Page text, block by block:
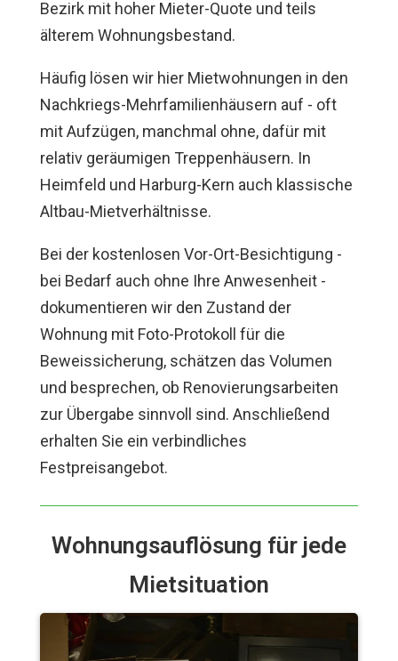
Bezirk mit hoher Mieter-Quote und teils
älterem Wohnungsbestand.
Häufig lösen wir hier Mietwohnungen in den
Nachkriegs-Mehrfamilienhäusern auf - oft
mit Aufzügen, manchmal ohne, dafür mit
relativ geräumigen Treppenhäusern. In
Heimfeld und Harburg-Kern auch klassische
Altbau-Mietverhältnisse.
Bei der kostenlosen Vor-Ort-Besichtigung -
bei Bedarf auch ohne Ihre Anwesenheit -
dokumentieren wir den Zustand der
Wohnung mit Foto-Protokoll für die
Beweissicherung, schätzen das Volumen
und besprechen, ob Renovierungsarbeiten
zur Übergabe sinnvoll sind. Anschließend
erhalten Sie ein verbindliches
Festpreisangebot.
Wohnungsauflösung für jede
Mietsituation